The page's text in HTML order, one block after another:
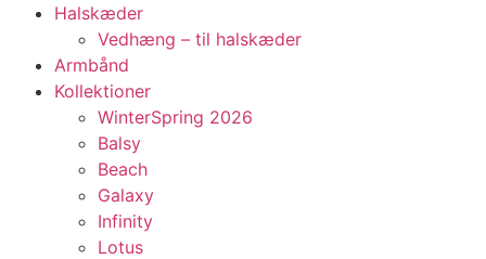
Halskæder
Vedhæng – til halskæder
Armbånd
Kollektioner
WinterSpring 2026
Balsy
Beach
Galaxy
Infinity
Lotus